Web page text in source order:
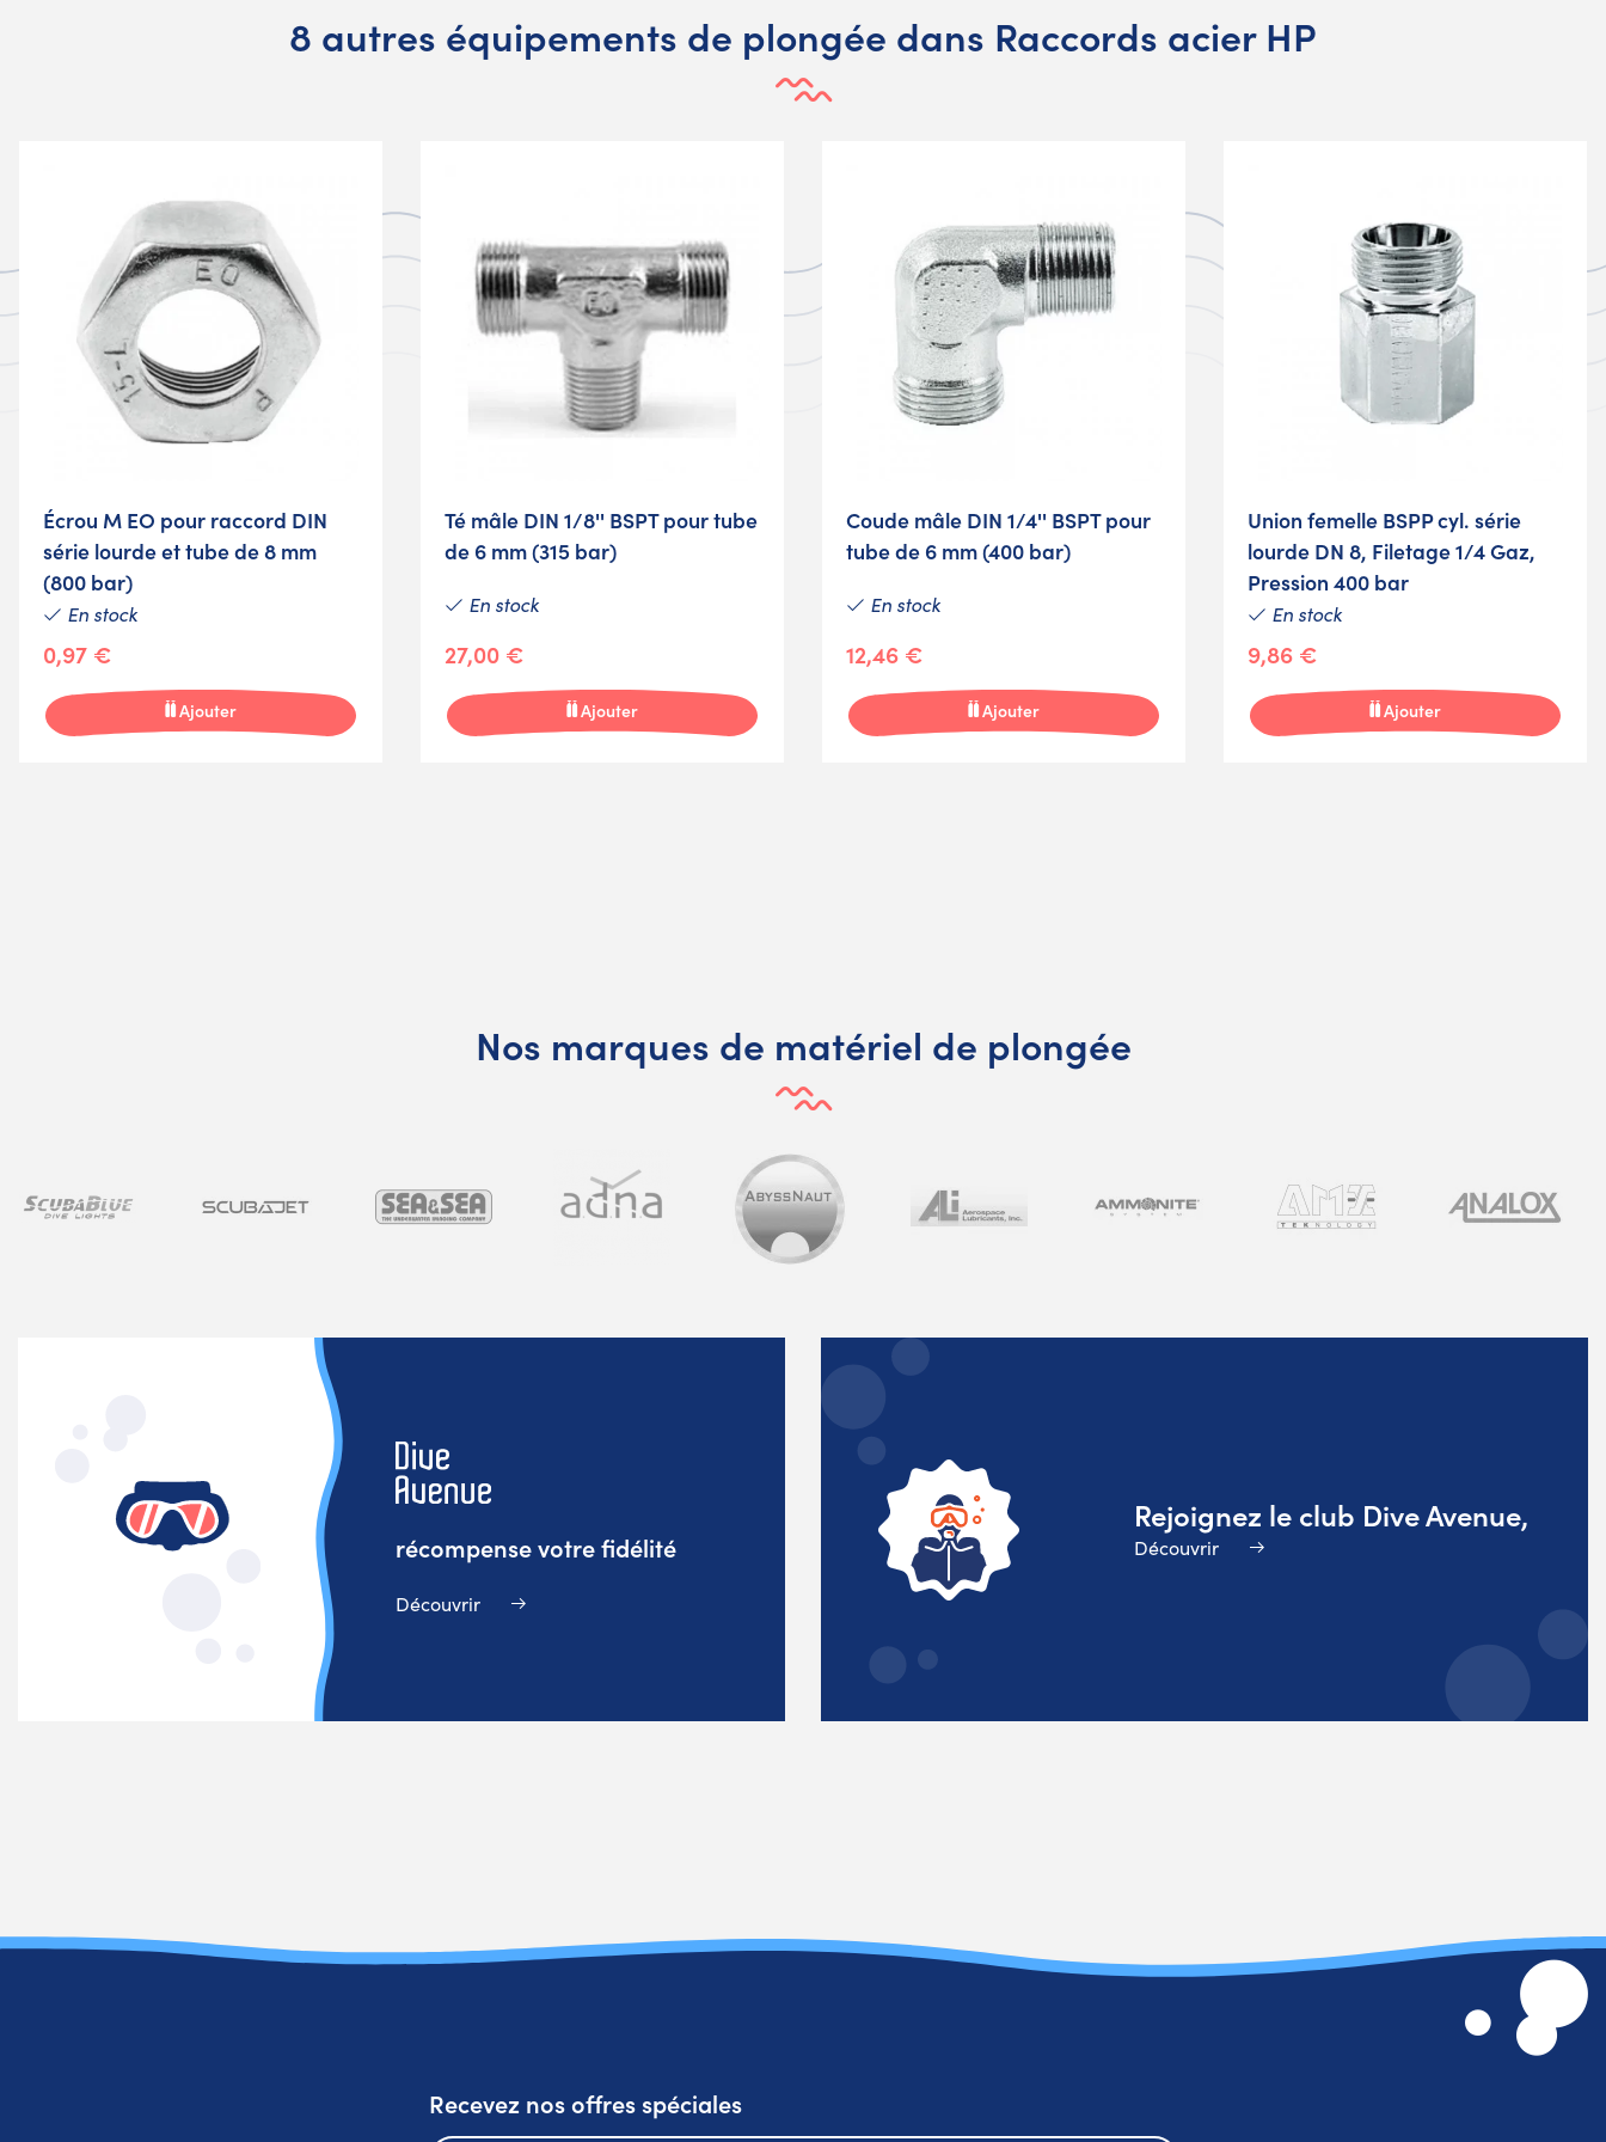
8 autres équipements de plongée dans Raccords acier HP
Écrou M EO pour raccord DIN
série lourde et tube de 8 mm
(800 bar)
En stock
0,97 €
Ajouter
Té mâle DIN 1/8'' BSPT pour tube
de 6 mm (315 bar)
En stock
27,00 €
Ajouter
Coude mâle DIN 1/4'' BSPT pour
tube de 6 mm (400 bar)
En stock
12,46 €
Ajouter
Union femelle BSPP cyl. série
lourde DN 8, Filetage 1/4 Gaz,
Pression 400 bar
En stock
9,86 €
Ajouter
Nos marques de matériel de plongée
récompense votre fidélité
Découvrir
Rejoignez le club Dive Avenue,
Découvrir
Recevez nos offres spéciales